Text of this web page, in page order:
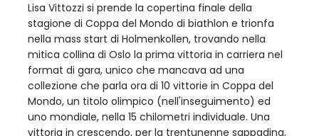
Lisa Vittozzi si prende la copertina finale della
stagione di Coppa del Mondo di biathlon e trionfa
nella mass start di Holmenkollen, trovando nella
mitica collina di Oslo la prima vittoria in carriera nel
format di gara, unico che mancava ad una
collezione che parla ora di 10 vittorie in Coppa del
Mondo, un titolo olimpico (nell'inseguimento) ed
uno mondiale, nella 15 chilometri individuale. Una
vittoria in crescendo, per la trentunenne sappadina,